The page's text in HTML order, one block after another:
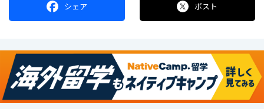
シェア ポスト